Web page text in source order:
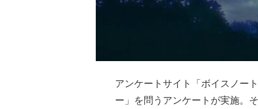
アンケートサイト「ボイスノー
ー」を問うアンケートが実施。